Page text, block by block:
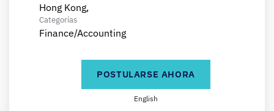
Categorías
Finance/Accounting
POSTULARSE AHORA
English